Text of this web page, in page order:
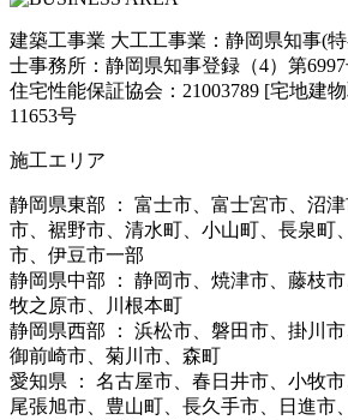
建築工事業 大工工事業：静岡県知事(
士事務所：静岡県知事登録（4）第
住宅性能保証協会：21003789 [宅地建
11653号
施工エリア
静岡県東部 ： 富士市、富士宮市、沼
市、裾野市、清水町、小山町、長泉町
市、伊豆市一部
静岡県中部 ： 静岡市、焼津市、藤枝市
牧之原市、川根本町
静岡県西部 ： 浜松市、磐田市、掛川市
御前崎市、菊川市、森町
愛知県 ： 名古屋市、春日井市、小牧市
尾張旭市、豊山町、長久手市、日進市